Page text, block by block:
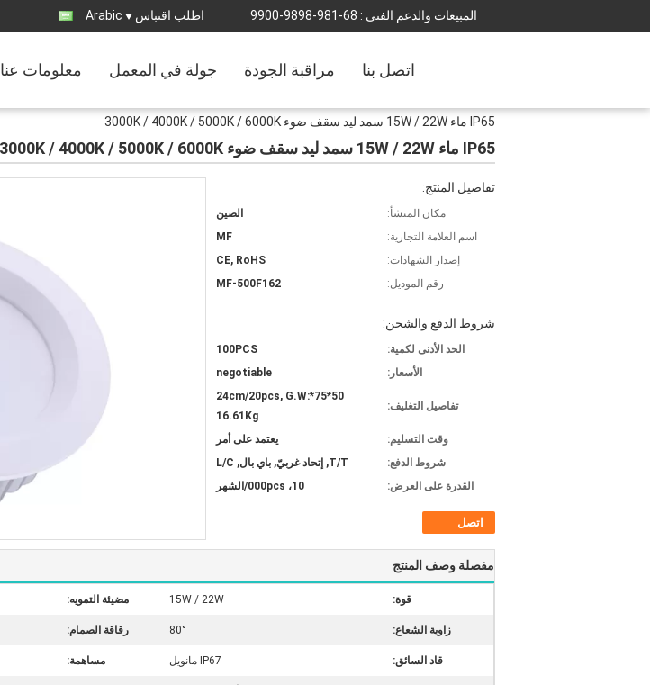
المبيعات والدعم الفنى : 86-189-8989-0099 اطلب اقتباس Arabic
معلومات عنا جولة في المعمل مراقبة الجودة اتصل بنا
IP65 ماء 15W / 22W سمد ليد سقف ضوء 3000K / 4000K / 5000K / 6000K
IP65 ماء 15W / 22W سمد ليد سقف ضوء 3000K / 4000K / 5000K / 6000K
تفاصيل المنتج:
مكان المنشأ:
الصين
اسم العلامة التجارية:
MF
إصدار الشهادات:
CE, RoHS
رقم الموديل:
MF-500F162
شروط الدفع والشحن:
الحد الأدنى لكمية:
100PCS
الأسعار:
negotiable
تفاصيل التغليف:
50*75*24cm/20pcs, G.W:
16.61Kg
وقت التسليم:
يعتمد على أمر
شروط الدفع:
T/T, إتحاد غربيّ, باي بال, L/C
القدرة على العرض:
10، 000pcs/الشهر
اتصل
مفصلة وصف المنتج
قوة: 15W / 22W مضيئة التمويه:
زاوية الشعاع: 80° رقاقة الصمام:
قاد السائق: IP67 مانويل مساهمة: